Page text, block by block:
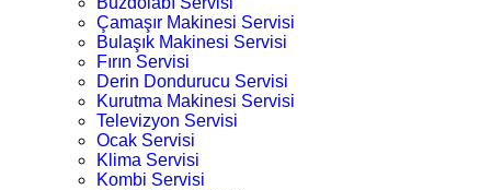
Çamaşır Makinesi Servisi
Bulaşık Makinesi Servisi
Fırın Servisi
Derin Dondurucu Servisi
Kurutma Makinesi Servisi
Televizyon Servisi
Ocak Servisi
Klima Servisi
Kombi Servisi